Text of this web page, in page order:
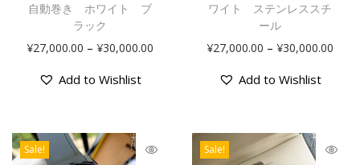
自動巻き ホワイト ブ
ラック
¥27,000.00 – ¥30,000.00
Add to Wishlist
ワイト ステンレススチ
ール
¥27,000.00 – ¥30,000.00
Add to Wishlist
Sale! Sale!